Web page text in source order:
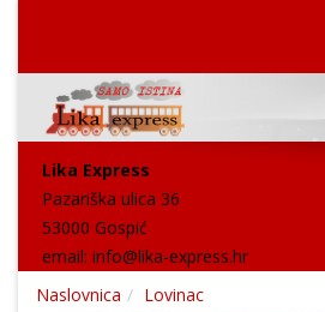
Lika Express
Pazariška ulica 36
53000 Gospić
email: info@lika-express.hr
Naslovnica
Lovinac